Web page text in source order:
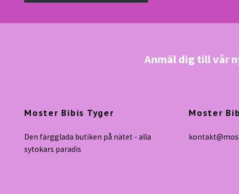
Anmäl dig till vår
Moster Bibis Tyger
Den färgglada butiken på nätet - alla
sytokars paradis
Moster